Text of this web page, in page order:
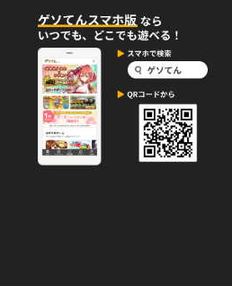
02月09日
コメント